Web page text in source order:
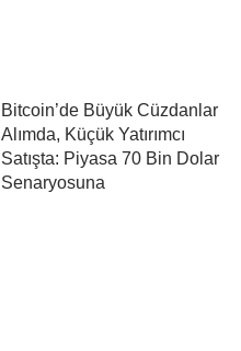
Bitcoin’de Büyük Cüzdanlar
Alımda, Küçük Yatırımcı
Satışta: Piyasa 70 Bin Dolar
Senaryosuna